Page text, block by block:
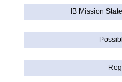
IB Mission